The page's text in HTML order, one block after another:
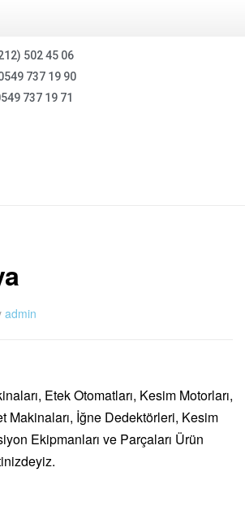
502 45 06
737 19 90
737 19 71
admin
Etek Otomatları, Kesim Motorları,
Makinaları, İğne Dedektörleri, Kesim
Ekipmanları ve Parçaları Ürün